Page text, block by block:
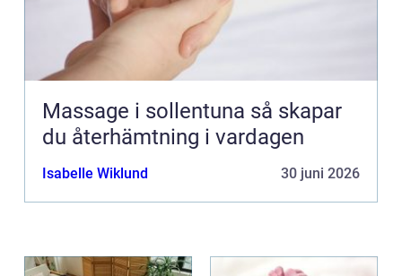
Massage i sollentuna så skapar
du återhämtning i vardagen
Isabelle Wiklund 30 juni 2026